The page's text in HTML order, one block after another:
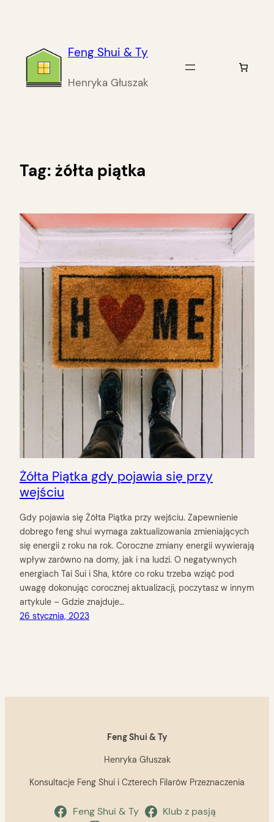
Feng Shui & Ty
Henryka Głuszak
Tag: żółta piątka
Żółta Piątka gdy pojawia się przy
wejściu
Gdy pojawia się Żółta Piątka przy wejściu. Zapewnienie
dobrego feng shui wymaga zaktualizowania zmieniających
się energii z roku na rok. Coroczne zmiany energii wywierają
wpływ zarówno na domy, jak i na ludzi. O negatywnych
energiach Tai Sui i Sha, które co roku trzeba wziąć pod
uwagę dokonując corocznej aktualizacji, poczytasz w innym
artykule – Gdzie znajduje…
26 stycznia, 2023
Feng Shui & Ty
Henryka Głuszak
Konsultacje Feng Shui i Czterech Filarów Przeznaczenia
Feng Shui & Ty
Klub z pasją